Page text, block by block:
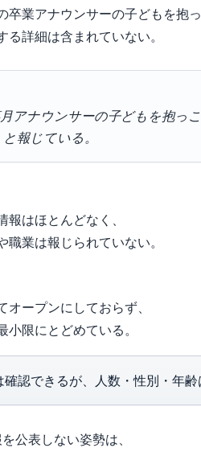
卒業アナウンサーの子どもを抱
る詳細は含まれていない。
月アナウンサーの子どもを抱っ
報じている。
はほとんどなく、
業は報じられていない。
ープンにしておらず、
限にとどめている。
確認できるが、人数・性別・年
公表しない姿勢は、